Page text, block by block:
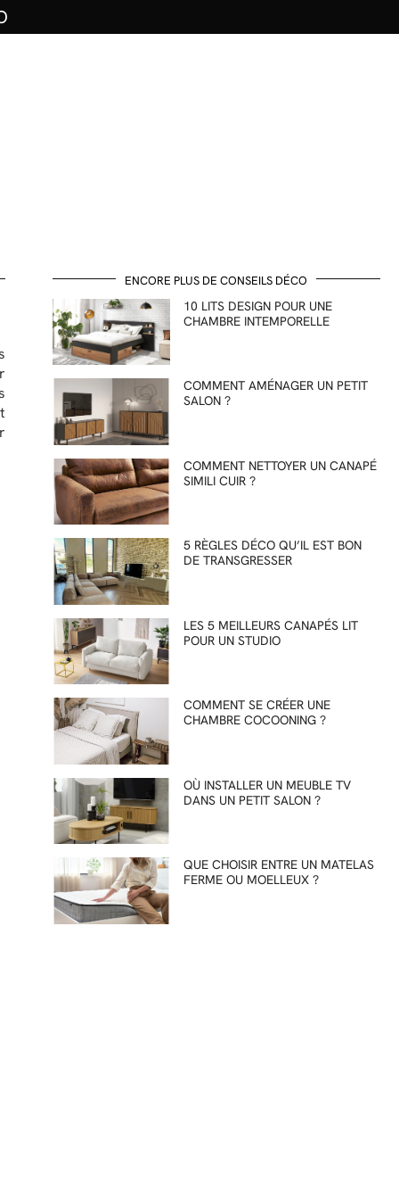
ENCORE PLUS DE CONSEILS DÉCO
10 LITS DESIGN POUR UNE
CHAMBRE INTEMPORELLE
COMMENT AMÉNAGER UN PETIT
SALON ?
COMMENT NETTOYER UN CANAPÉ
SIMILI CUIR ?
5 RÈGLES DÉCO QU’IL EST BON
DE TRANSGRESSER
LES 5 MEILLEURS CANAPÉS LIT
POUR UN STUDIO
COMMENT SE CRÉER UNE
CHAMBRE COCOONING ?
OÙ INSTALLER UN MEUBLE TV
DANS UN PETIT SALON ?
QUE CHOISIR ENTRE UN MATELAS
FERME OU MOELLEUX ?